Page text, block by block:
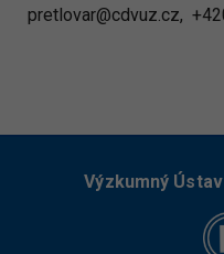
pretlovar@cdvuz.cz,
Výzkumný